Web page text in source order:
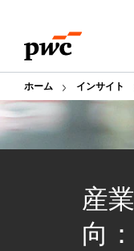
content
footer
ホーム インサイト
産
向